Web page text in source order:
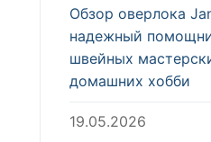
Обзор оверлока
надежный
швейных
домашних хобби
19.05.2026